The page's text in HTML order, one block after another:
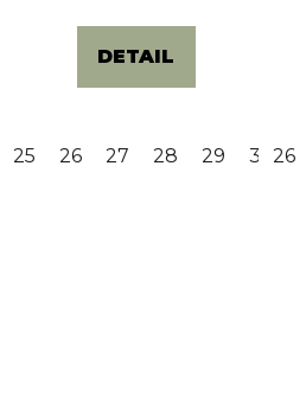
DETAIL
25 26 27 28 29 3026